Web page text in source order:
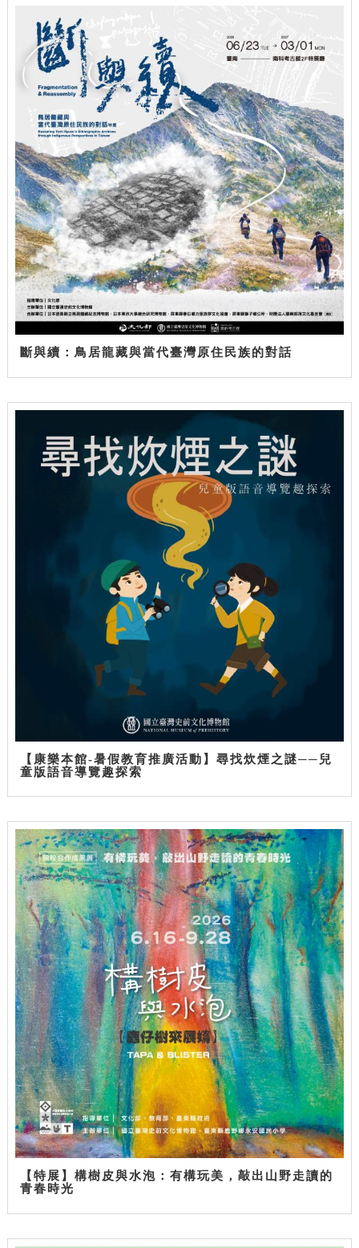
斷與續：鳥居龍藏與當代臺灣原住民族的對話
【康樂本館-暑假教育推廣活動】尋找炊煙之謎──兒
童版語音導覽趣探索
【特展】構樹皮與水泡：有構玩美，敲出山野走讀的
青春時光